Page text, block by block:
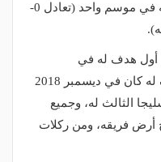
شباكه نظيفة في مباراتيه ضد شالكه في موسم واحد (تعادل 0-
أول هدف له في
البوندسليجا منذ 511 يومًا (أخر هدف له كان في ديسمبر 2018
الثالث له، وجميع
أرض فريقه، ومن ركلات